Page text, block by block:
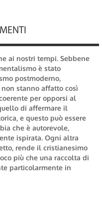
ai nostri tempi. Sebbene
è stato
postmoderno,
stanno affatto così
per opporsi al
di affermare il
e questo può essere
che è autorevole,
ispirata. Ogni altra
rende il cristianesimo
più che una raccolta di
particolarmente in